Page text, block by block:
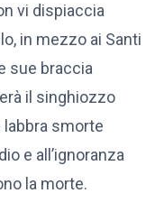
vi dispiaccia
in mezzo ai Santi
sue braccia
il singhiozzo
labbra smorte
e all’ignoranza
la morte.